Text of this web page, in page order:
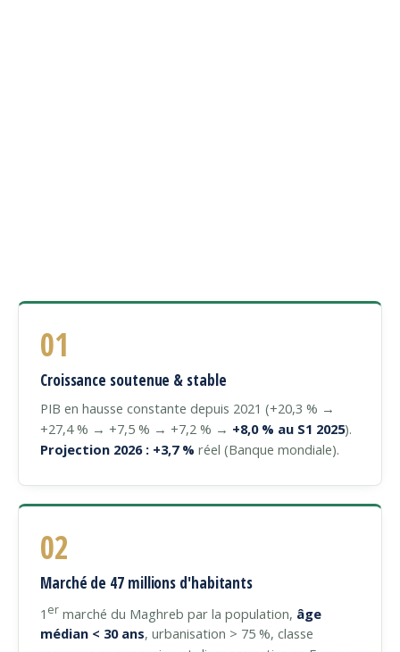
01
Croissance soutenue & stable
PIB en hausse constante depuis 2021 (+20,3 % →
+27,4 % → +7,5 % → +7,2 % → +8,0 % au S1 2025).
Projection 2026 : +3,7 % réel (Banque mondiale).
02
Marché de 47 millions d'habitants
1 er marché du Maghreb par la population, âge
médian < 30 ans, urbanisation > 75 %, classe